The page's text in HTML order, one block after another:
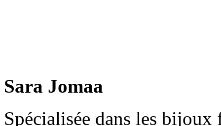
Sara Jomaa
Spécialisée dans les bijoux